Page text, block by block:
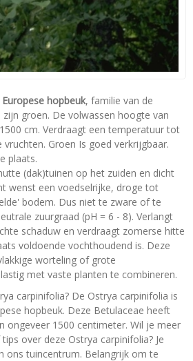
Europese hopbeuk, familie van de
groen. De volwassen hoogte van
cm. Verdraagt een temperatuur tot
vruchten. Groen Is goed verkrijgbaar.
plaats.
(dak)tuinen op het zuiden en dicht
wenst een voedselrijke, droge tot
bodem. Dus niet te zware of te
zuurgraad (pH = 6 - 8). Verlangt
schaduw en verdraagt zomerse hitte
voldoende vochthoudend is. Deze
worteling of grote
met vaste planten te combineren.
carpinifolia? De Ostrya carpinifolia is
hopbeuk. Deze Betulaceae heeft
ongeveer 1500 centimeter. Wil je meer
over deze Ostrya carpinifolia? Je
ons tuincentrum. Belangrijk om te